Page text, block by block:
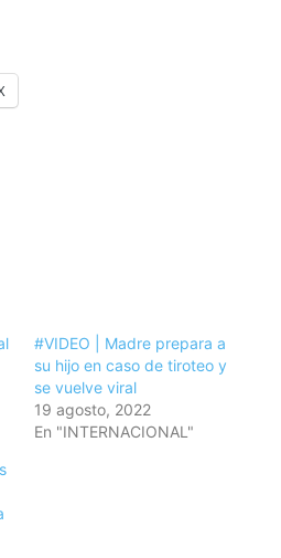
#VIDEO | Madre prepara a
su hijo en caso de tiroteo y
se vuelve viral
19 agosto, 2022
En "INTERNACIONAL"